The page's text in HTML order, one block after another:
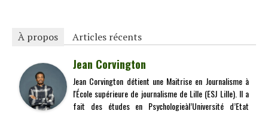
À propos Articles récents
Jean Corvington
Jean Corvington détient une Maitrise en Journalisme à
l'École supérieure de journalisme de Lille (ESJ Lille). Il a
fait des études en Psychologieàl’Université d’Etat